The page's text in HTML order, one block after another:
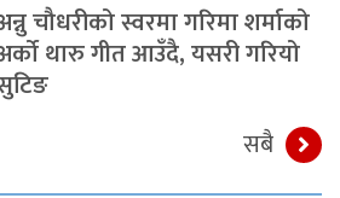
चौधरीको स्वरमा गरिमा शर्माको
थारु गीत आउँदै, यसरी गरियो
सबै